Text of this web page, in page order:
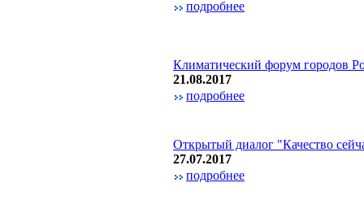
подробнее
Климатический форум городов
21.08.2017
подробнее
Открытый диалог "Качество
27.07.2017
подробнее